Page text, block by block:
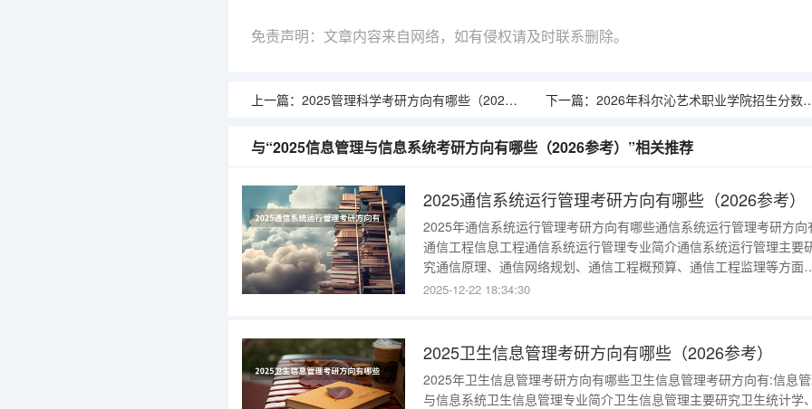
免责声明：文章内容来自网络，如有侵权请及时联系删除。
上一篇： 2025管理科学考研方向有哪些（2026参考） 下一篇： 2026年科尔沁艺术职业学院招生分数线｜新生报到及生活指南
与“2025信息管理与信息系统考研方向有哪些（2026参考）”相关推荐
2025通信系统运行管理考研方向有哪些（2026参考）
2025年通信系统运行管理考研方向有哪些通信系统运行管理考研方向
通信工程信息工程通信系统运行管理专业简介通信系统运行管理主要
究通信原理、通信网络规划、通信工程概预算、通信工程监理等方面
本知识和技能，进行通信系统运行维护管理、接入网运行维护管理、IT
维与管理等。
2025-12-22 18:34:30
2025卫生信息管理考研方向有哪些（2026参考）
2025年卫生信息管理考研方向有哪些卫生信息管理考研方向有:信息
与信息系统卫生信息管理专业简介卫生信息管理主要研究卫生统计学、